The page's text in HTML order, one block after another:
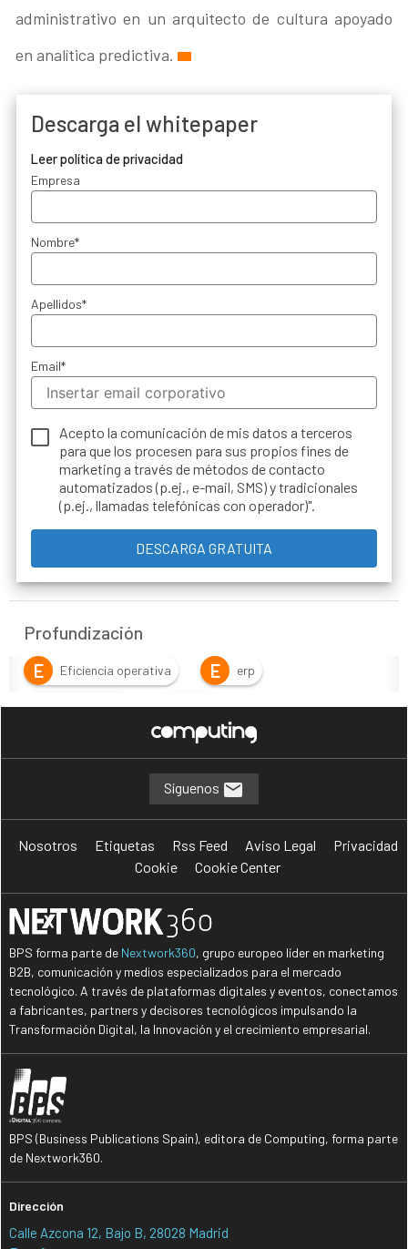
administrativo en un arquitecto de cultura apoyado
en analítica predictiva.
Descarga el whitepaper
Leer política de privacidad
Empresa
Nombre*
Apellidos*
Email*
Acepto la comunicación de mis datos a terceros
para que los procesen para sus propios fines de
marketing a través de métodos de contacto
automatizados (p.ej., e-mail, SMS) y tradicionales
(p.ej., llamadas telefónicas con operador)".
Profundización
E
Eficiencia operativa E erp
G Gobernanza H HCM
inteligencia artificial P people analytics
T Transformación digital
Síguenos
Nosotros Etiquetas Rss Feed Aviso Legal
Privacidad
Cookie
Cookie Center
BPS forma parte de Nextwork360, grupo europeo líder en marketing
B2B, comunicación y medios especializados para el mercado
tecnológico. A través de plataformas digitales y eventos, conectamos
a fabricantes, partners y decisores tecnológicos impulsando la
Transformación Digital, la Innovación y el crecimiento empresarial.
BPS (Business Publications Spain), editora de Computing, forma parte
de Nextwork360.
Dirección
Calle Azcona 12, Bajo B, 28028 Madrid